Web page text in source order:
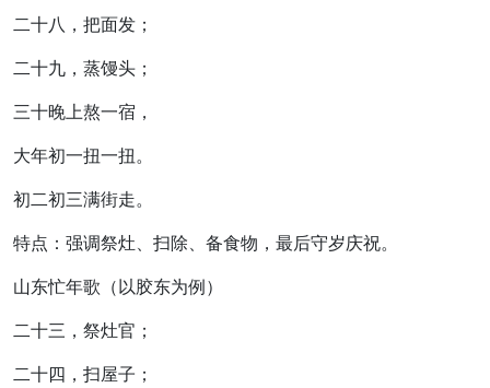
二十八，把面发；
二十九，蒸馒头；
三十晚上熬一宿，
大年初一扭一扭。
初二初三满街走。
特点：强调祭灶、扫除、备食物，最后守岁庆祝。
山东忙年歌 （以胶东为例）
二十三，祭灶官；
二十四，扫屋子；